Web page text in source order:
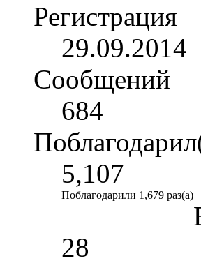
Регистрация
29.09.2014
Сообщений
684
5,107
Поблагодарили 1,679 раз(а)
28